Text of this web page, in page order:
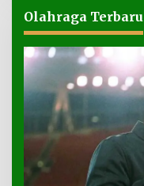
Olahraga Terbaru